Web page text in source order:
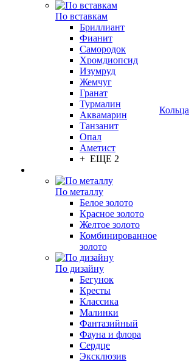
По вставкам
Бриллиант
Фианит
Самородок
Хромдиопсид
Изумруд
Жемчуг
Гранат
Турмалин
Аквамарин
Танзанит
Опал
Аметист
+ ЕЩЕ 2
По металлу
Белое золото
Красное золото
Желтое золото
Комбинированное
золото
По дизайну
Бегунок
Кресты
Классика
Малинки
Фантазийный
Фауна и флора
Сердце
Эксклюзив
Кольца